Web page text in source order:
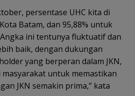
persentase UHC kita di
Batam, dan 95,88% untuk
ini tentunya fluktuatif dan
baik, dengan dukungan
yang berperan dalam JKN,
untuk memastikan
JKN semakin prima,” kata